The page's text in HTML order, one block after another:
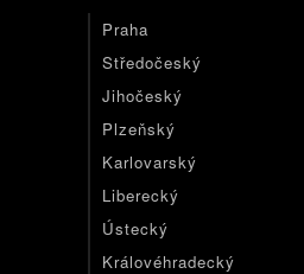
Praha
Středočeský
Jihočeský
Plzeňský
Karlovarský
Liberecký
Ústecký
Královéhradecký